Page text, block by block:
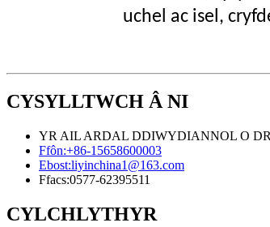
uchel ac isel,
CYSYLLTWCH Â NI
YR AIL ARDAL DDIWYDIANNOL O
Ffôn:+86-15658600003
Ebost:liyinchina1@163.com
Ffacs:0577-62395511
CYLCHLYTHYR